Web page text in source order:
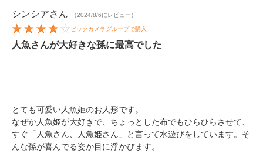
シンシアさん （2024/8/6にレビュー）
ビックカメラグループで購入
人魚さんが大好きな孫に最高でした
とても可愛い人魚姫のお人形です。
なぜか人魚姫が大好きで、ちょっとした布でもひらひらさせて、
すぐ「人魚さん、人魚姫さん」と言って水遊びをしています。そ
んな孫が喜んでる姿か目に浮かびます。